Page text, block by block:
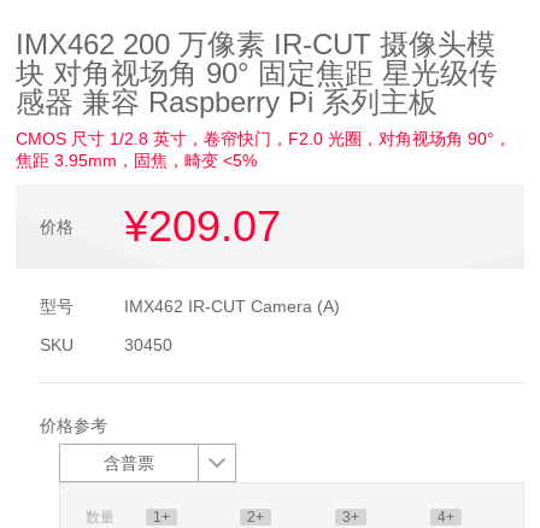
IMX462 200 万像素 IR-CUT 摄像头模
块 对角视场角 90° 固定焦距 星光级传
感器 兼容 Raspberry Pi 系列主板
CMOS 尺寸 1/2.8 英寸，卷帘快门，F2.0 光圈，对角视场角 90°，
焦距 3.95mm，固焦，畸变 <5%
价格 ¥209.07
型号
IMX462 IR-CUT Camera (A)
SKU
30450
价格参考
含普票
数量 1+ 2+ 3+
4+